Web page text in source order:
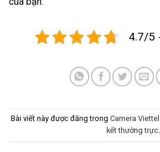
4.7/5
Bài viết này được đăng trong Camera
kết thường trực.